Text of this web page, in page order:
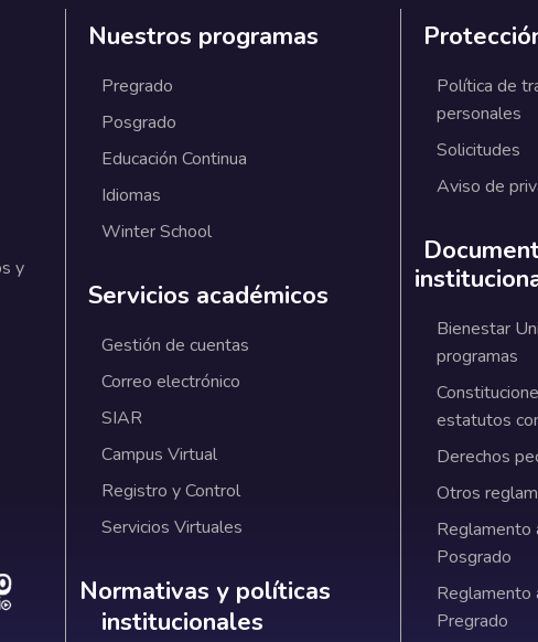
y
Nuestros programas
Pregrado
Posgrado
Educación Continua
Idiomas
Winter School
Servicios académicos
Gestión de cuentas
Correo electrónico
SIAR
Campus Virtual
Registro y Control
Servicios Virtuales
Normativas y políticas institucionales
Normativas y políticas
institucionales
Política de
personales
Solicitudes
Aviso de
Bienestar
programas
estatutos
Derechos
Otros
Reglamento
Posgrado
Reglamento
Pregrado